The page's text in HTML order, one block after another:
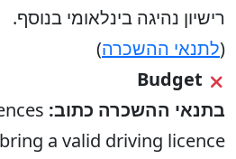
רישיון נהיגה בינלאומי בנוסף.
(לתנאי ההשכרה)
Budget
בתנאי ההשכרה כתוב:
a valid driving licence